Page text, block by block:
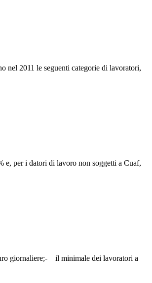
nel 2011 le seguenti categorie di lavoratori,
e, per i datori di lavoro non soggetti a Cuaf,
giornaliere;- il minimale dei lavoratori a